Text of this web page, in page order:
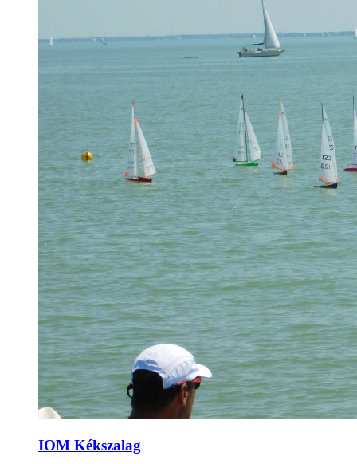
IOM Kékszalag